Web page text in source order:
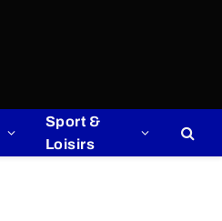
Sport &
Loisirs